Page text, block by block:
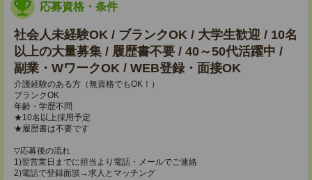
応募資格・条件
社会人未経験OK / ブランクOK / 大学生歓迎 / 10名
以上の大量募集 / 履歴書不要 / 40～50代活躍中 /
副業・WワークOK / WEB登録・面接OK
介護経験のある方（無資格でもOK！）
ブランクOK
年齢・学歴不問
★10名以上採用予定
★履歴書は不要です
▽応募後の流れ
1)翌営業日までに担当より電話・メールでご連絡
2)電話で登録面談→求人とマッチング